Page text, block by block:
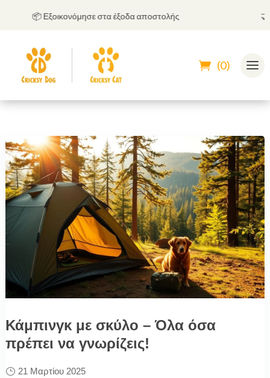
📦 Εξοικονόμησε στα έξοδα αποστολής
(0)
Κάμπινγκ με σκύλο – Όλα όσα
πρέπει να γνωρίζεις!
21 Μαρτίου 2025